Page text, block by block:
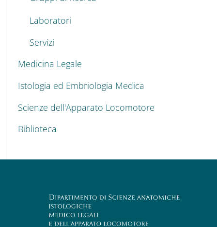
Laboratori
Servizi
Medicina Legale
Istologia ed Embriologia Medica
Scienze dell'Apparato Locomotore
Biblioteca